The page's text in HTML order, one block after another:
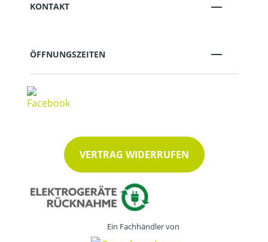
KONTAKT
ÖFFNUNGSZEITEN
VERTRAG WIDERRUFEN
Ein Fachhändler von